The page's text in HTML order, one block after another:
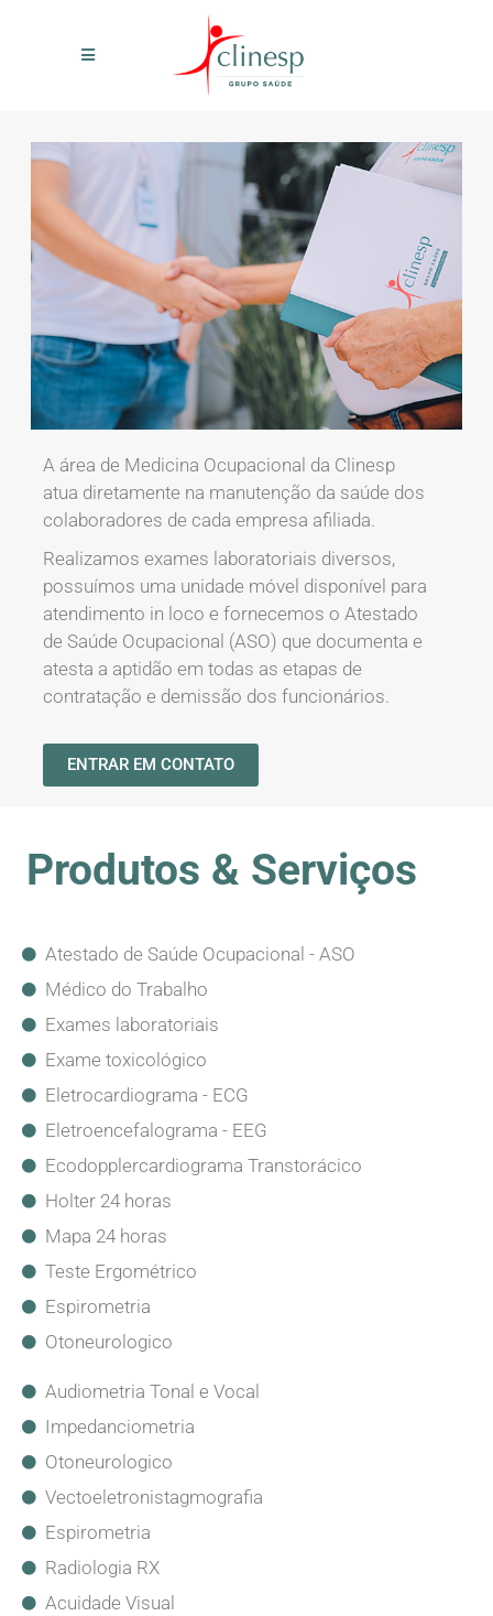
A área de Medicina Ocupacional da Clinesp
atua diretamente na manutenção da saúde dos
colaboradores de cada empresa afiliada.
Realizamos exames laboratoriais diversos,
possuímos uma unidade móvel disponível para
atendimento in loco e fornecemos o Atestado
de Saúde Ocupacional (ASO) que documenta e
atesta a aptidão em todas as etapas de
contratação e demissão dos funcionários.
ENTRAR EM CONTATO
Produtos & Serviços
Atestado de Saúde Ocupacional - ASO
Médico do Trabalho
Exames laboratoriais
Exame toxicológico
Eletrocardiograma - ECG
Eletroencefalograma - EEG
Ecodopplercardiograma Transtorácico
Holter 24 horas
Mapa 24 horas
Teste Ergométrico
Espirometria
Otoneurologico
Audiometria Tonal e Vocal
Impedanciometria
Otoneurologico
Vectoeletronistagmografia
Espirometria
Radiologia RX
Acuidade Visual